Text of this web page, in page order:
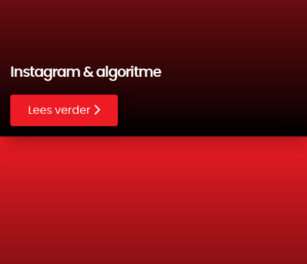
Instagram & algoritme
Lees verder